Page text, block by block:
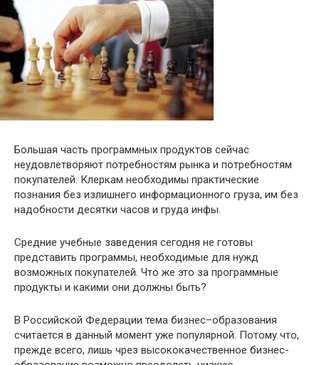
Большая часть программных продуктов сейчас
неудовлетворяют потребностям рынка и потребностям
покупателей. Клеркам необходимы практические
познания без излишнего информационного груза, им без
надобности десятки часов и груда инфы.
Средние учебные заведения сегодня не готовы
представить программы, необходимые для нужд
возможных покупателей. Что же это за программные
продукты и какими они должны быть?
В Российской Федерации тема бизнес–образования
считается в данный момент уже популярной. Потому что,
прежде всего, лишь чрез высококачественное бизнес-